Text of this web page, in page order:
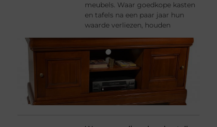
meubels. Waar goedkope kasten
en tafels na een paar jaar hun
waarde verliezen, houden